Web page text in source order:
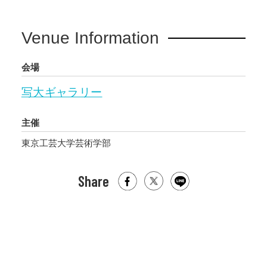
人とその文化にかかる意識ももう当時とは同じ
し、「美しいものは、そして眼に見えるものは
必ず写るというのが持論だった」とまで発言し
ている土門拳の写真は、連綿と続く歴史の中で
土門が出会った一瞬を姿形そのままに今も我々
に伝えてくれます。写真の力、美しさを信じた
土門の世界を作品から堪能いただけましたら幸
Venue Information
会場
写大ギャラリー
主催
東京工芸大学芸術学部
Share